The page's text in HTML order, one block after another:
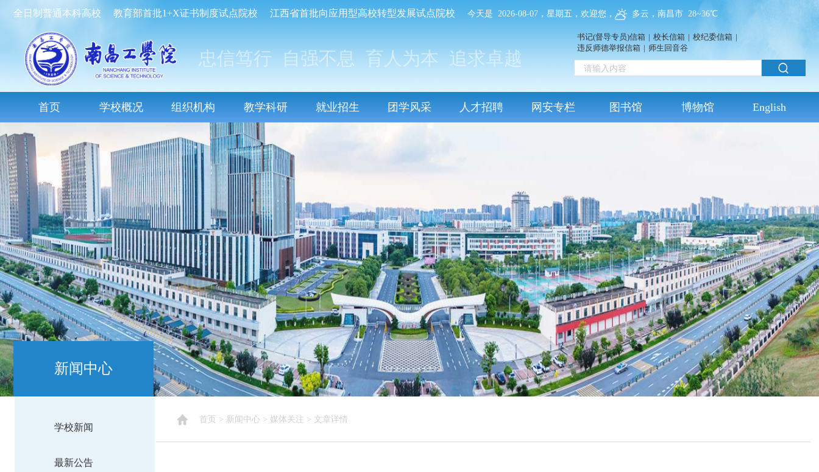
全日制普通本科高校 教育部首批1+X证书制度试点院校 江西省首批向应用型高校转型发展试点院校 今天是 2026-08-07，星期五，欢迎您， 多云，南昌市 28~36℃
忠信笃行 自强不息 育人为本 追求卓越
书记(督导专员)信箱 | 校长信箱 | 校纪委信箱 |
违反师德举报信箱 | 师生回音谷
首页 学校概况 组织机构 教学科研 就业招生 团学风采 人才招聘 网安专栏 图书馆 博物馆 English
新闻中心
学校新闻
最新公告
首页 > 新闻中心 > 媒体关注 > 文章详情